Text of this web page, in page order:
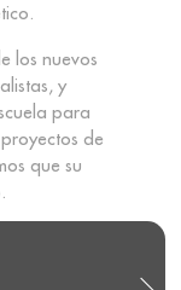
los nuevos
y
para
de
que su